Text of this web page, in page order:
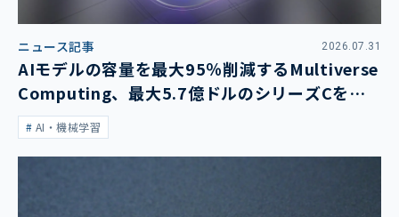
ニュース記事 2026.07.31
AIモデルの容量を最大95％削減するMultiverse
Computing、最大5.7億ドルのシリーズCを発
表AI・機械学習